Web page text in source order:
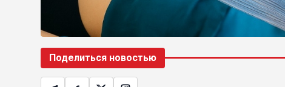
Поделиться новостью